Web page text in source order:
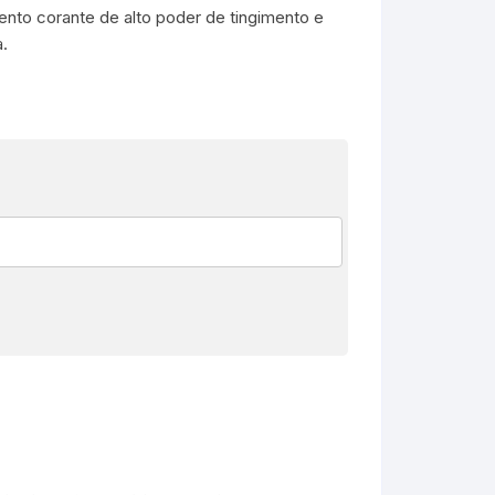
corante de alto poder de tingimento e